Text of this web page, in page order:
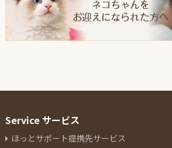
Service サービス
ほっとサポート提携先サービス